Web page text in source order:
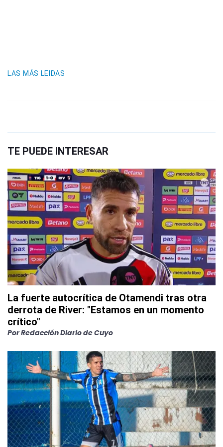
LAS MÁS LEIDAS
TE PUEDE INTERESAR
La fuerte autocrítica de Otamendi tras otra
derrota de River: "Estamos en un momento
crítico"
PorRedacción Diario de Cuyo